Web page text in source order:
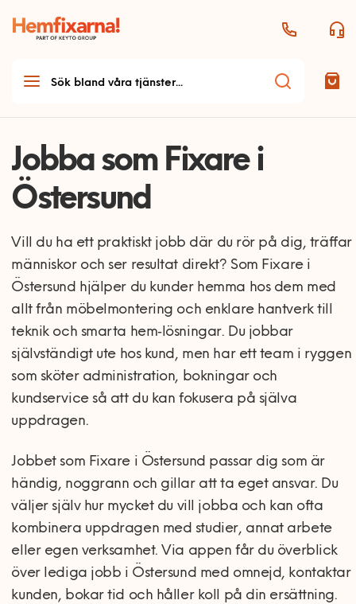
Jobba som Fixare i
Östersund
Vill du ha ett praktiskt jobb där du rör på dig, träffar
människor och ser resultat direkt? Som Fixare i
Östersund hjälper du kunder hemma hos dem med
allt från möbelmontering och enklare hantverk till
teknik och smarta hem‑lösningar. Du jobbar
självständigt ute hos kund, men har ett team i ryggen
som sköter administration, bokningar och
kundservice så att du kan fokusera på själva
uppdragen.
Jobbet som Fixare i Östersund passar dig som är
händig, noggrann och gillar att ta eget ansvar. Du
väljer själv hur mycket du vill jobba och kan ofta
kombinera uppdragen med studier, annat arbete
eller egen verksamhet. Via appen får du överblick
över lediga jobb i Östersund med omnejd, kontaktar
kunden, bokar tid och håller koll på din ersättning.